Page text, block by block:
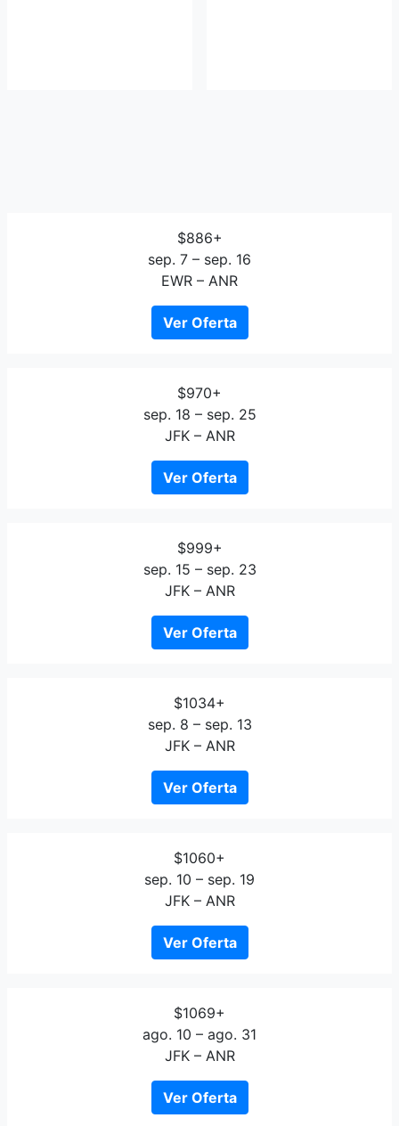
$886+
sep. 7 – sep. 16
EWR – ANR
Ver Oferta
$970+
sep. 18 – sep. 25
JFK – ANR
Ver Oferta
$999+
sep. 15 – sep. 23
JFK – ANR
Ver Oferta
$1034+
sep. 8 – sep. 13
JFK – ANR
Ver Oferta
$1060+
sep. 10 – sep. 19
JFK – ANR
Ver Oferta
$1069+
ago. 10 – ago. 31
JFK – ANR
Ver Oferta